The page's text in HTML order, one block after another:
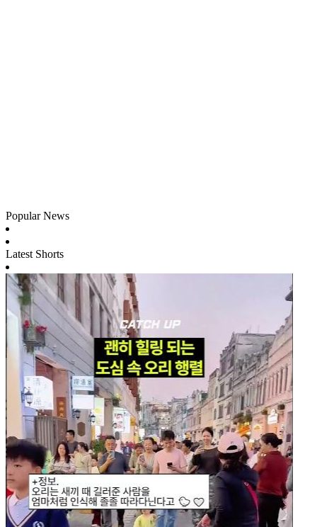
Popular News
Latest Shorts